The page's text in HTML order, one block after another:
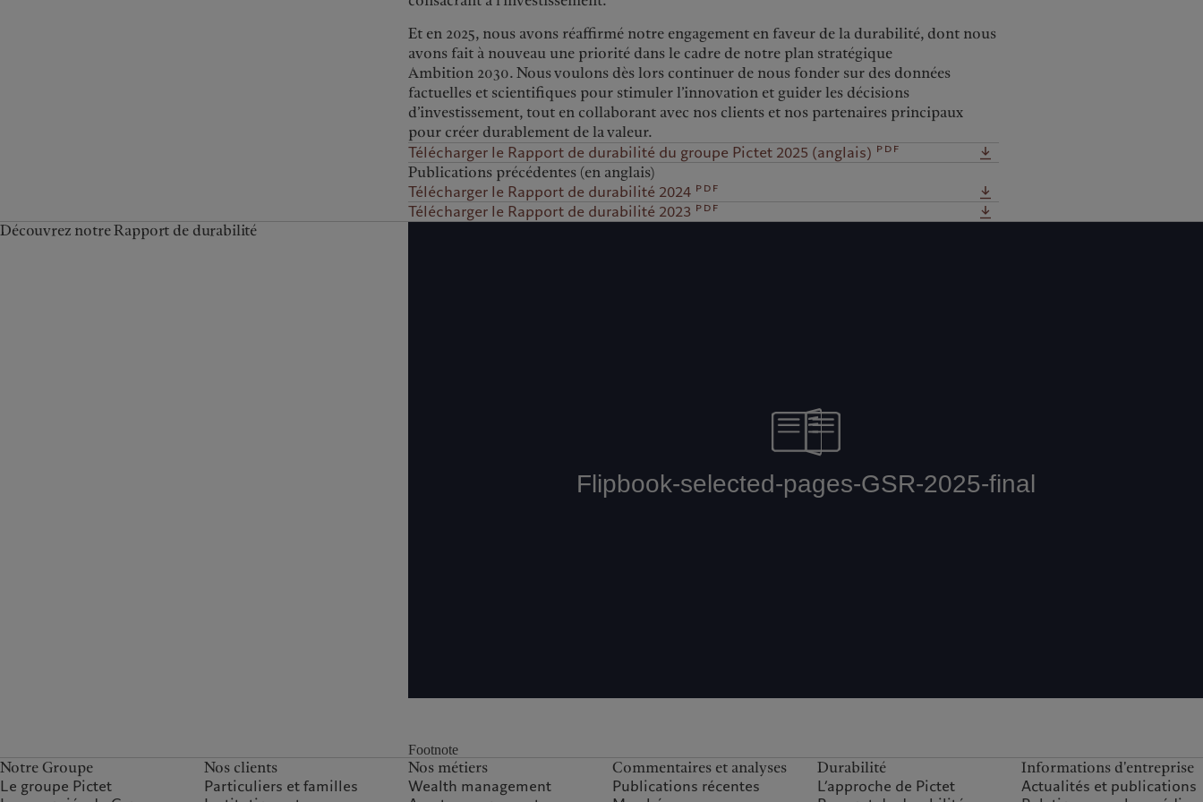
Et en 2025, nous avons réaffirmé notre engagement en faveur de la durabilité, dont nous
avons fait à nouveau une priorité dans le cadre de notre plan stratégique
Ambition 2030. Nous voulons dès lors continuer de nous fonder sur des données
factuelles et scientifiques pour stimuler l’innovation et guider les décisions
d’investissement, tout en collaborant avec nos clients et nos partenaires principaux
pour créer durablement de la valeur.
Télécharger le Rapport de durabilité du groupe Pictet 2025 (anglais) pdf
Publications précédentes (en anglais)
Télécharger le Rapport de durabilité 2024 pdf
Télécharger le Rapport de durabilité 2023 pdf
Découvrez notre Rapport de durabilité
Footnote
Notre Groupe
Le groupe Pictet
Nos clients
Particuliers et familles
Nos métiers
Wealth management
Commentaires et analyses
Publications récentes
Durabilité
L’approche de Pictet
Informations d'entreprise
Actualités et publications